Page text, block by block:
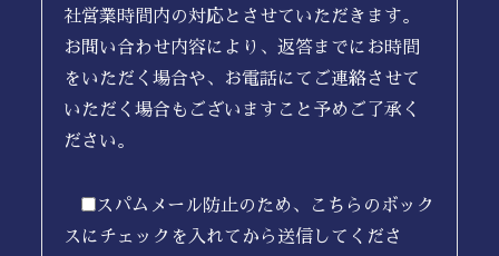
社営業時間内の対応とさせていただきます。
お問い合わせ内容により、返答までにお時間
をいただく場合や、お電話にてご連絡させて
いただく場合もございますこと予めご了承く
ださい。
スパムメール防止のため、こちらのボック
スにチェックを入れてから送信してくださ